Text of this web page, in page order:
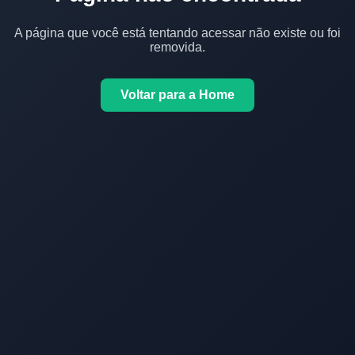
A página que você está tentando acessar não existe ou foi
removida.
Voltar para a Home